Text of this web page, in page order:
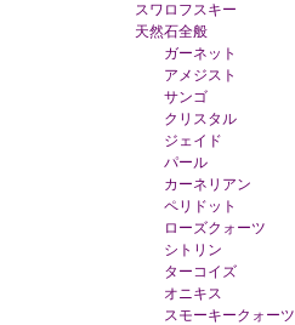
スワロフスキー
天然石全般
ガーネット
アメジスト
サンゴ
クリスタル
ジェイド
パール
カーネリアン
ペリドット
ローズクォーツ
シトリン
ターコイズ
オニキス
スモーキークォーツ